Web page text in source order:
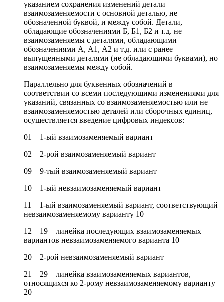
указанием сохранения изменений детали
взаимозаменяемости с основной деталью, не
обозначенной буквой, и между собой. Детали,
обладающие обозначениями Б, Б1, Б2 и т.д. не
взаимозаменяемы с деталями, обладающими
обозначениями А, А1, А2 и т.д. или с ранее
выпущенными деталями (не обладающими буквами), но
взаимозаменяемы между собой.
Параллельно для буквенных обозначений в
соответствии со всеми последующими изменениями для
указаний, связанных со взаимозаменяемостью или не
взаимозаменяемостью деталей или сборочных единиц,
осуществляется введение цифровых индексов:
01 – 1-ый взаимозаменяемый вариант
02 – 2-рой взаимозаменяемый вариант
09 – 9-тый взаимозаменяемый вариант
10 – 1-ый невзаимозаменяемый вариант
11 – 1-ый взаимозаменяемый вариант, соответствующий
невзаимозаменяемому варианту 10
12 – 19 – линейка последующих взаимозаменяемых
вариантов невзаимозаменяемого варианта 10
20 – 2-рой невзаимозаменяемый вариант
21 – 29 – линейка взаимозаменяемых вариантов,
относящихся ко 2-рому невзаимозаменяемому варианту
20